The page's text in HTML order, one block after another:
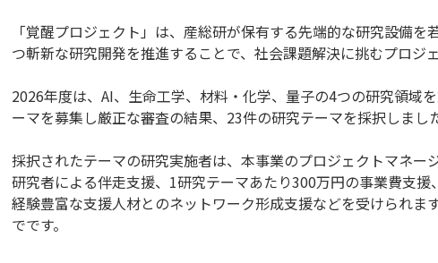
「覚醒プロジェクト」は、産総研が保有する先端的な研究設備
つ斬新な研究開発を推進することで、社会課題解決に挑むプロジェ
2026年度は、AI、生命工学、材料・化学、量子の4つの研究領域
ーマを募集し厳正な審査の結果、23件の研究テーマを採択しまし
採択されたテーマの研究実施者は、本事業のプロジェクトマネー
研究者による伴走支援、1研究テーマあたり300万円の事業費支
経験豊富な支援人材とのネットワーク形成支援などを受けられ
でです。